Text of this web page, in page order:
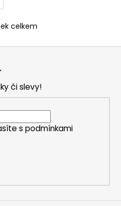
O
v
a
c
í
p
r
ý
p
celkem
či slevy!
s podmínkami